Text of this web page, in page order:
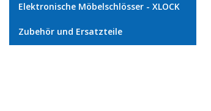
Elektronische Möbelschlösser - XLOCK
Zubehör und Ersatzteile